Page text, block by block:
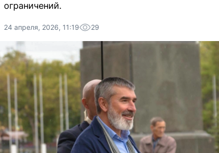
ограничений.
24 апреля, 2026, 11:19 29